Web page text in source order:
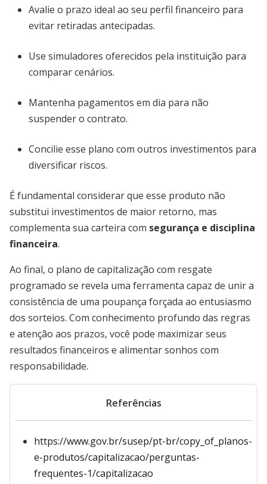
Avalie o prazo ideal ao seu perfil financeiro para
evitar retiradas antecipadas.
Use simuladores oferecidos pela instituição para
comparar cenários.
Mantenha pagamentos em dia para não
suspender o contrato.
Concilie esse plano com outros investimentos para
diversificar riscos.
É fundamental considerar que esse produto não
substitui investimentos de maior retorno, mas
complementa sua carteira com segurança e disciplina
financeira.
Ao final, o plano de capitalização com resgate
programado se revela uma ferramenta capaz de unir a
consistência de uma poupança forçada ao entusiasmo
dos sorteios. Com conhecimento profundo das regras
e atenção aos prazos, você pode maximizar seus
resultados financeiros e alimentar sonhos com
responsabilidade.
Referências
https://www.gov.br/susep/pt-br/copy_of_planos-
e-produtos/capitalizacao/perguntas-
frequentes-1/capitalizacao